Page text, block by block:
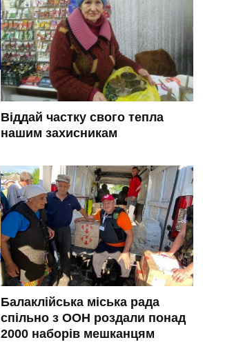
Віддай частку свого тепла
нашим захисникам
Балаклійська міська рада
спільно з ООН роздали понад
2000 наборів мешканцям